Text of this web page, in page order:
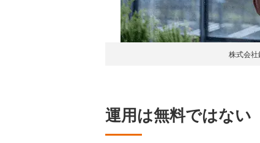
株式会
運用は無料ではな